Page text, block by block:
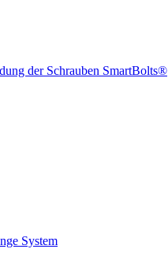
der Schrauben SmartBolts®
System